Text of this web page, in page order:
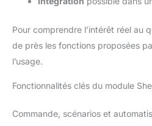
fonctionner à distance
la porte électromagnétique, la
DIY. 【Facile à installer】 La taille
Réglage du calendrier et de la
intelligent est compatible avec
Dot / Spot), Google Home. Pour
Pour comprendre l’intérêt réel au
de près les fonctions proposées
l’usage.
Fonctionnalités clés du module
Commande, scénarios et